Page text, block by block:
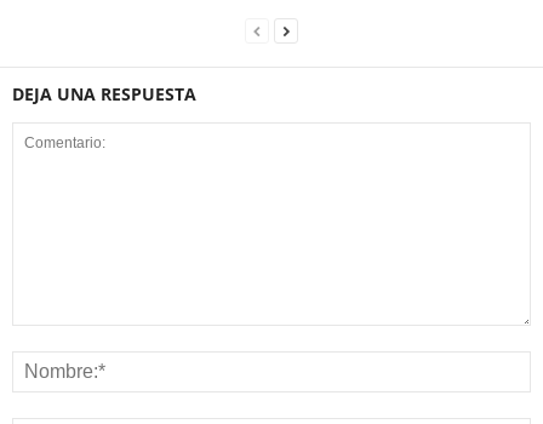
DEJA UNA RESPUESTA